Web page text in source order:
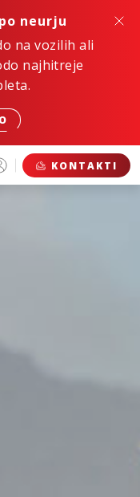
neurju
na vozilih ali
najhitreje
KONTAKTI